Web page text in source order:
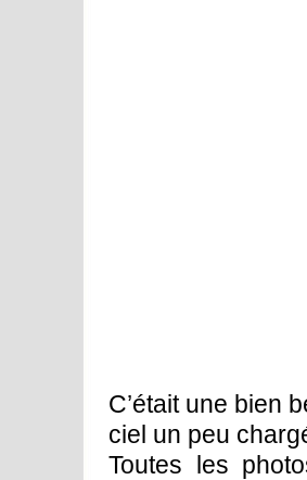
C’était une bien
ciel un peu
Toutes les